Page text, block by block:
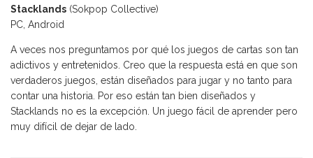
Stacklands (Sokpop Collective)
PC, Android
A veces nos preguntamos por qué los juegos de cartas son tan
adictivos y entretenidos. Creo que la respuesta está en que son
verdaderos juegos, están diseñados para jugar y no tanto para
contar una historia. Por eso están tan bien diseñados y
Stacklands no es la excepción. Un juego fácil de aprender pero
muy difícil de dejar de lado.